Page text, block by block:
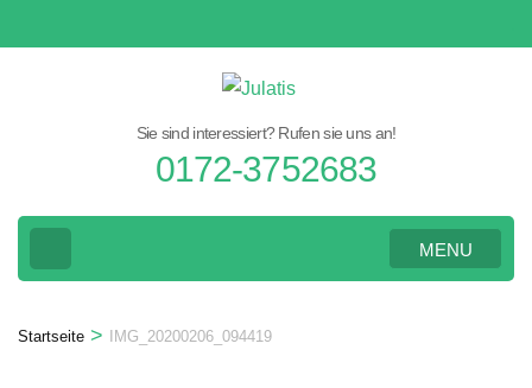
Inhalt
Sie sind interessiert? Rufen sie uns an!
0172-3752683
MENU
Startseite > IMG_20200206_094419